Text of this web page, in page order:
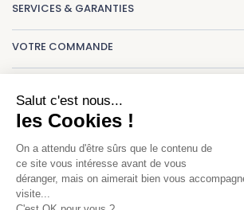
CGV
Mentions légales
SERVICES & GARANTIES
Suivi de commande
Guide des tailles
VOTRE COMMANDE
Une question ? Consultez nosFAQ
contact@letablierdecole.com
01.47.77.66.00
du lundi au vendredi.
9h-13h 14h-17h.
Nous sommes à votre écoute :
Maylis Boussac :
8 rue du colonel de Rochebrune
Salut c'est nous...
les Cookies !
On a attendu d'être sûrs que le contenu de
ce site vous intéresse avant de vous
déranger, mais on aimerait bien vous
visite...